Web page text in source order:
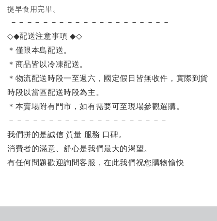
提早食用完畢。
－－－－－－－－－－－－－－－－－－－－
◇◆配送注意事項◆◇
＊僅限本島配送。
＊商品皆以冷凍配送。
＊物流配送時段一至週六，國定假日皆無收件，實際到貨
時段以當區配送時段為主。
＊本賣場附有門市，如有需要可至現場參觀選購。
－－－－－－－－－－－－－－－－－－－－
我們拼的是誠信 質量 服務 口碑。
消費者的滿意、舒心是我們最大的渴望。
有任何問題歡迎詢問客服，在此我們祝您購物愉快